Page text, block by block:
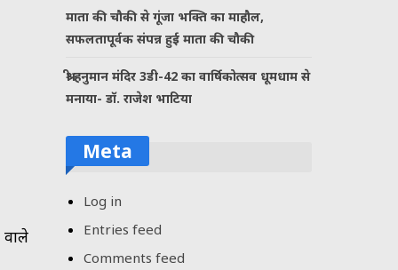
माता की चौकी से गूंजा भक्ति का माहौल,
सफलतापूर्वक संपन्न हुई माता की चौकी
श्री हनुमान मंदिर 3डी-42 का वार्षिकोत्सव धूमधाम से
मनाया- डॉ. राजेश भाटिया
Meta
Log in
Entries feed
Comments feed